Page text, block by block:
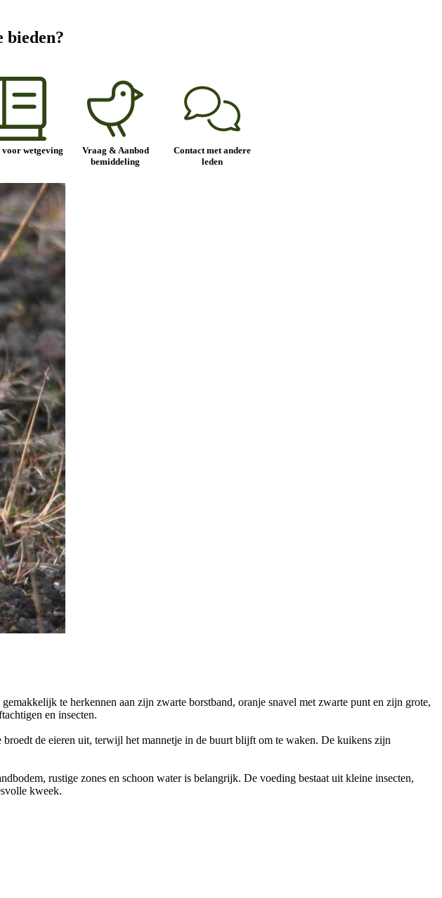
bieden?
voor wetgeving
Vraag & Aanbod
bemiddeling
Contact met andere
leden
te herkennen aan zijn zwarte borstband, oranje snavel met zwarte punt en zijn grote,
en insecten.
de eieren uit, terwijl het mannetje in de buurt blijft om te waken. De kuikens zijn
rustige zones en schoon water is belangrijk. De voeding bestaat uit kleine insecten,
kweek.